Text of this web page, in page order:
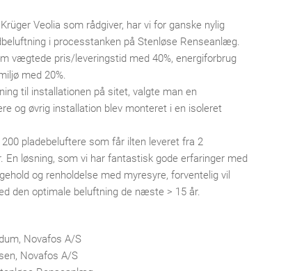
Veolia som rådgiver, har vi for ganske nylig
i processtanken på Stenløse Renseanlæg.
vægtede pris/leveringstid med 40%, energiforbrug
med 20%.
til installationen på sitet, valgte man en
og øvrig installation blev monteret i en isoleret
pladebeluftere som får ilten leveret fra 2
løsning, som vi har fantastisk gode erfaringer med
og renholdelse med myresyre, forventelig vil
den optimale beluftning de næste > 15 år.
Novafos A/S
Novafos A/S